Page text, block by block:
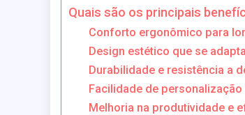
Quais são os principais
Conforto ergonômico para
Design estético que se
Durabilidade e resistência a
Facilidade de personalização
Melhoria na produtividade e